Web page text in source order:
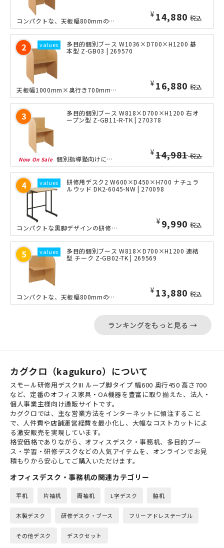
¥ 14,880 税込
コンパクトな、天板幅800mmの個別ブースです。サイドパネルで一定のプライバシー...
多目的個別ブース W1036×D700×H1200 基
本型 Z-GB03 | 269570
¥ 16,880 税込
天板幅1000mm×奥行き700mmサイズのパーソナルブースとなっております。パ...
多目的個別ブース W818×D700×H1200 右オ
ープン型 Z-GB11-R-TK | 270378
¥10,480税込
個別指導塾向けに最適な、多目的個別ブースの片面オープンタイプです。レイアウトに合...
研修用デスク2 W600×D450×H700 ナチュラ
ルウッド DK2-6045-NW | 270098
¥ 9,990 税込
コンパクトな黒脚デザインの研修用デスクです。幅600mm×奥行き450mmのスモ...
多目的個別ブース W818×D700×H1200 連結
型 チーク Z-GB02-TK | 269569
¥ 13,880 税込
コンパクトな、天板幅800mmの個別ブースです。サイドパネルで一定のプライバシー...
ランキングをもっと見る →
カグクロ（kagukuro）について
スモール研修用デスクIII ループ脚タイプ 幅600 奥行450 高さ700
など、定番のオフィス家具・OA機器を豊富に取り揃えた、法人・
個人事業主様向け通販サイトです。
カグクロでは、主な営業方法をインターネットに傾注すること
で、人件費や店舗運営経費を最小化し、大幅なコストカットによ
る激安販売を実現しています。
格安価格でありながら、オフィスデスク・事務机、多目的ブー
ス・学習・研修デスクなどの人気アイテムを、オンラインでお見
積もりから安心してご購入いただけます。
オフィスデスク・事務机の関連カテゴリー
平机 片袖机 両袖机 L字デスク 脇机
木製デスク 研修デスク・ブース フリーアドレステーブル
その他デスク デスクセット